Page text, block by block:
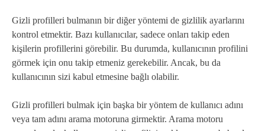
Gizli profilleri bulmanın bir diğer yöntemi de gizlilik ayarlarını
kontrol etmektir. Bazı kullanıcılar, sadece onları takip eden
kişilerin profillerini görebilir. Bu durumda, kullanıcının profilini
görmek için onu takip etmeniz gerekebilir. Ancak, bu da
kullanıcının sizi kabul etmesine bağlı olabilir.
Gizli profilleri bulmak için başka bir yöntem de kullanıcı adını
veya tam adını arama motoruna girmektir. Arama motoru